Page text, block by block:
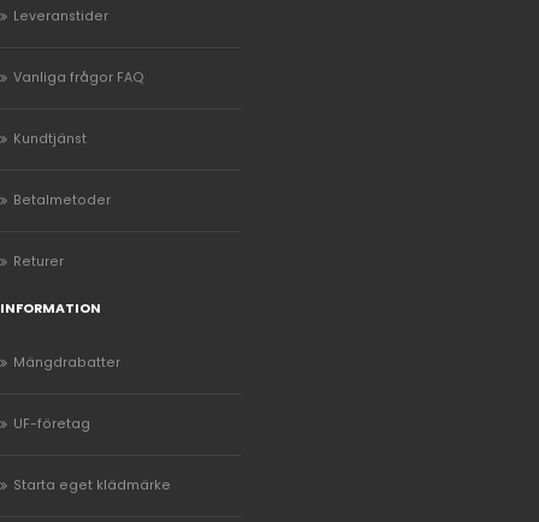
Leveranstider
Vanliga frågor FAQ
Kundtjänst
Betalmetoder
Returer
INFORMATION
Mängdrabatter
UF-företag
Starta eget klädmärke